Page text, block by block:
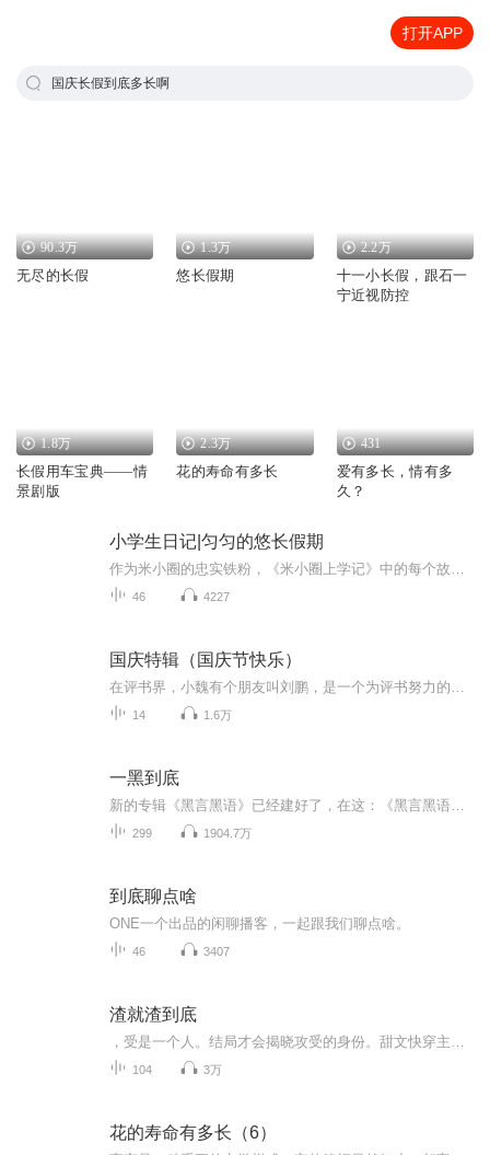
打开APP
国庆长假到底多长啊
90.3万
无尽的长假
1.3万
悠长假期
2.2万
十一小长假，跟石一
宁近视防控
1.8万
长假用车宝典——情
景剧版
2.3万
花的寿命有多长
431
爱有多长，情有多
久？
小学生日记|匀匀的悠长假期
46 4227
国庆特辑（国庆节快乐）
14 1.6万
一黑到底
299 1904.7万
到底聊点啥
ONE一个出品的闲聊播客，一起跟我们聊点啥。
46 3407
渣就渣到底
104 3万
花的寿命有多长（6）